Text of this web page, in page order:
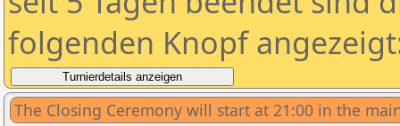
folgenden Knopf
The Closing Ceremony will start at 21:00 in the